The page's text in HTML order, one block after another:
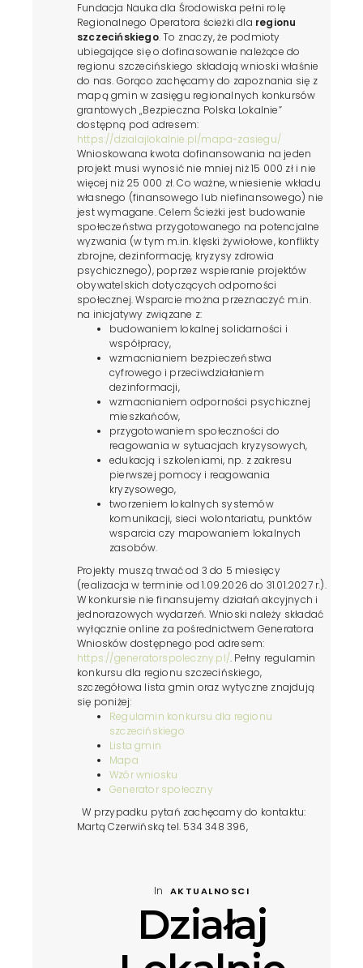
Fundacja Nauka dla Środowiska pełni rolę
Regionalnego Operatora ścieżki dla regionu
szczecińskiego. To znaczy, że podmioty
ubiegające się o dofinasowanie należące do
regionu szczecińskiego składają wnioski właśnie
do nas. Gorąco zachęcamy do zapoznania się z
mapą gmin w zasięgu regionalnych konkursów
grantowych „Bezpieczna Polska Lokalnie”
dostępną pod adresem:
https://dzialajlokalnie.pl/mapa-zasiegu/
Wnioskowana kwota dofinansowania na jeden
projekt musi wynosić nie mniej niż 15 000 zł i nie
więcej niż 25 000 zł. Co ważne, wniesienie wkładu
własnego (finansowego lub niefinansowego) nie
jest wymagane. Celem Ścieżki jest budowanie
społeczeństwa przygotowanego na potencjalne
wyzwania (w tym m.in. klęski żywiołowe, konflikty
zbrojne, dezinformację, kryzysy zdrowia
psychicznego), poprzez wspieranie projektów
obywatelskich dotyczących odporności
społecznej. Wsparcie można przeznaczyć m.in.
na inicjatywy związane z:
budowaniem lokalnej solidarności i
współpracy,
wzmacnianiem bezpieczeństwa
cyfrowego i przeciwdziałaniem
dezinformacji,
wzmacnianiem odporności psychicznej
mieszkańców,
przygotowaniem społeczności do
reagowania w sytuacjach kryzysowych,
edukacją i szkoleniami, np. z zakresu
pierwszej pomocy i reagowania
kryzysowego,
tworzeniem lokalnych systemów
komunikacji, sieci wolontariatu, punktów
wsparcia czy mapowaniem lokalnych
zasobów.
Projekty muszą trwać od 3 do 5 miesięcy
(realizacja w terminie od 1.09.2026 do 31.01.2027 r.).
W konkursie nie finansujemy działań akcyjnych i
jednorazowych wydarzeń. Wnioski należy składać
wyłącznie online za pośrednictwem Generatora
Wniosków dostępnego pod adresem:
https://generatorspoleczny.pl/. Pełny regulamin
konkursu dla regionu szczecińskiego,
szczegółowa lista gmin oraz wytyczne znajdują
się poniżej:
Regulamin konkursu dla regionu
szczecińskiego
Lista gmin
Mapa
Wzór wniosku
Generator społeczny
W przypadku pytań zachęcamy do kontaktu:
Martą Czerwińską tel. 534 348 396,
Konkurs Grantowy „Bezpieczna Polska Lokalnie”
Środowiska w ramach programu „Działaj Lokalnie”
dzięki wsparciu Partnera Strategicznego – Fundacji
PKO Banku Polskiego. „Działaj Lokalnie” jest
programem Polsko-Amerykańskiej Fundacji
In AKTUALNOSCI
Działaj